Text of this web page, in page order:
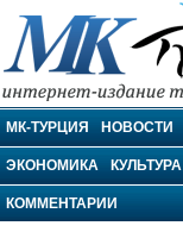
МК-Турция
МК-ТУРЦИЯ НОВОСТИ
ЭКОНОМИКА КУЛЬТУРА
КОММЕНТАРИИ